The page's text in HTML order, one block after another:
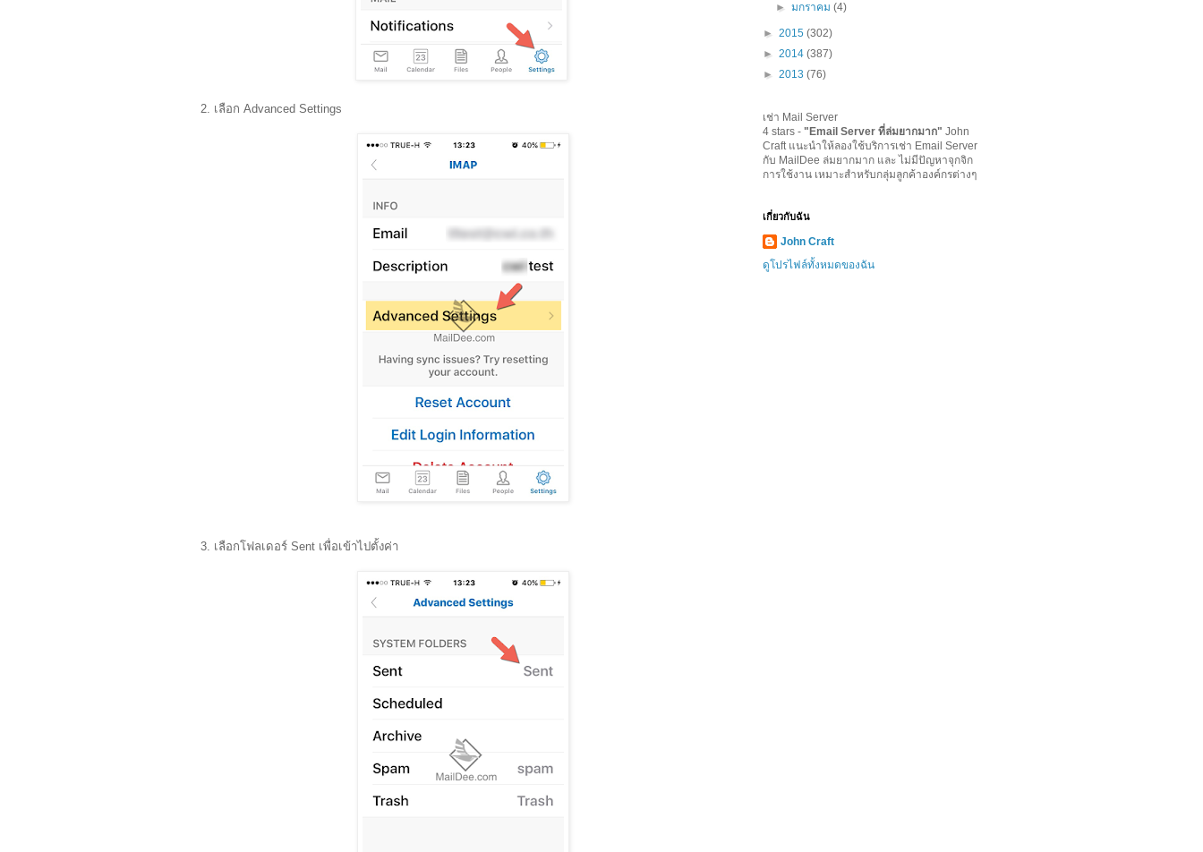
2. เลือก Advanced Settings
3. เลือกโฟลเดอร์ Sent เพื่อเข้าไปตั้งค่า
►มกราคม(4)
► 2015 (302)
► 2014 (387)
► 2013 (76)
เช่า Mail Server
4 stars - " Email Server ที่ล่มยากมาก" John
Craft แนะนำให้ลองใช้บริการเช่า Email Server
กับ MailDee ล่มยากมาก และ ไม่มีปัญหาจุกจิก
การใช้งาน เหมาะสำหรับกลุ่มลูกค้าองค์กรต่างๆ
เกี่ยวกับฉัน
John Craft
ดูโปรไฟล์ทั้งหมดของฉัน